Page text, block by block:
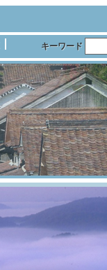
キーワード